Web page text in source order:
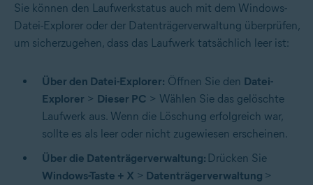
Sie können den Laufwerkstatus auch mit dem Windows-
Datei-Explorer oder der Datenträgerverwaltung überprüfen,
um sicherzugehen, dass das Laufwerk tatsächlich leer ist:
Über den Datei-Explorer: Öffnen Sie den Datei-
Explorer > Dieser PC > Wählen Sie das gelöschte
Laufwerk aus. Wenn die Löschung erfolgreich war,
sollte es als leer oder nicht zugewiesen erscheinen.
Über die Datenträgerverwaltung: Drücken Sie
Windows-Taste + X > Datenträgerverwaltung >